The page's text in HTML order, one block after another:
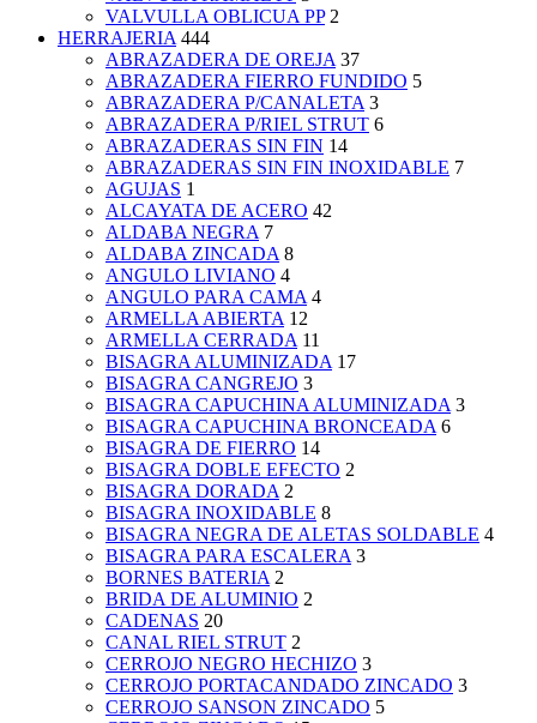
VALVULLA OBLICUA PP 2
HERRAJERIA 444
ABRAZADERA DE OREJA 37
ABRAZADERA FIERRO FUNDIDO 5
ABRAZADERA P/CANALETA 3
ABRAZADERA P/RIEL STRUT 6
ABRAZADERAS SIN FIN 14
ABRAZADERAS SIN FIN INOXIDABLE 7
AGUJAS 1
ALCAYATA DE ACERO 42
ALDABA NEGRA 7
ALDABA ZINCADA 8
ANGULO LIVIANO 4
ANGULO PARA CAMA 4
ARMELLA ABIERTA 12
ARMELLA CERRADA 11
BISAGRA ALUMINIZADA 17
BISAGRA CANGREJO 3
BISAGRA CAPUCHINA ALUMINIZADA 3
BISAGRA CAPUCHINA BRONCEADA 6
BISAGRA DE FIERRO 14
BISAGRA DOBLE EFECTO 2
BISAGRA DORADA 2
BISAGRA INOXIDABLE 8
BISAGRA NEGRA DE ALETAS SOLDABLE 4
BISAGRA PARA ESCALERA 3
BORNES BATERIA 2
BRIDA DE ALUMINIO 2
CADENAS 20
CANAL RIEL STRUT 2
CERROJO NEGRO HECHIZO 3
CERROJO PORTACANDADO ZINCADO 3
CERROJO SANSON ZINCADO 5